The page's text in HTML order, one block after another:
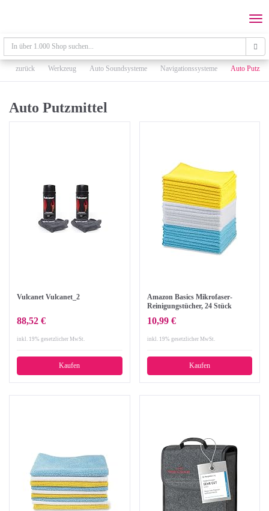
content
zurück Werkzeug Auto Soundsysteme Navigationssysteme Auto
Auto Putzmittel
Vulcanet Vulcanet_2
88,52 €
inkl. 19% gesetzlicher MwSt.
Kaufen
Amazon Basics Mikrofaser-
Reinigungstücher, 24 Stück
10,99 €
inkl. 19% gesetzlicher MwSt.
Kaufen